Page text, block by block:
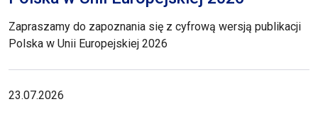
Zapraszamy do zapoznania się z cyfrową wersją publikacji
Polska w Unii Europejskiej 2026
23.07.2026